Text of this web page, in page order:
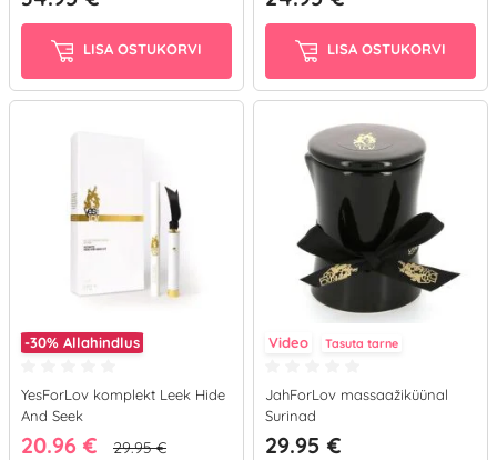
LISA OSTUKORVI LISA OSTUKORVI
-30% Allahindlus
YesForLov komplekt Leek Hide
And Seek
20.96 € 29.95 €
Video Tasuta tarne
JahForLov massaažiküünal
Surinad
29.95 €